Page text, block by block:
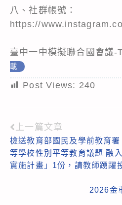
八、社群帳號：
https://
臺中一中模擬聯合國會議
載
Post Views: 240
Read
more
articles
上一篇文章
檢送教育部國民及學前教育
等學校性別平等教育議題 融
實施計畫」1份，請教師踴躍
2026金